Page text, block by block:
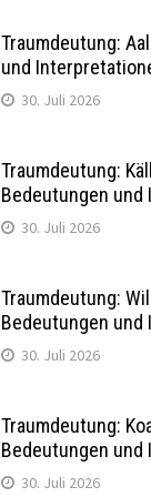
Traumdeutung:
und
30. Juli 2026
Traumdeutung:
Bedeutungen
30. Juli 2026
Traumdeutung:
Bedeutungen
30. Juli 2026
Traumdeutung:
Bedeutungen
30. Juli 2026